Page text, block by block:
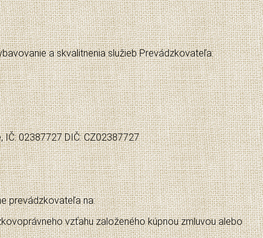
a skvalitnenia služieb Prevádzkovateľa:
IČ: 02387727 DIČ: CZ02387727
prevádzkovateľa na:
vzťahu založeného kúpnou zmluvou alebo